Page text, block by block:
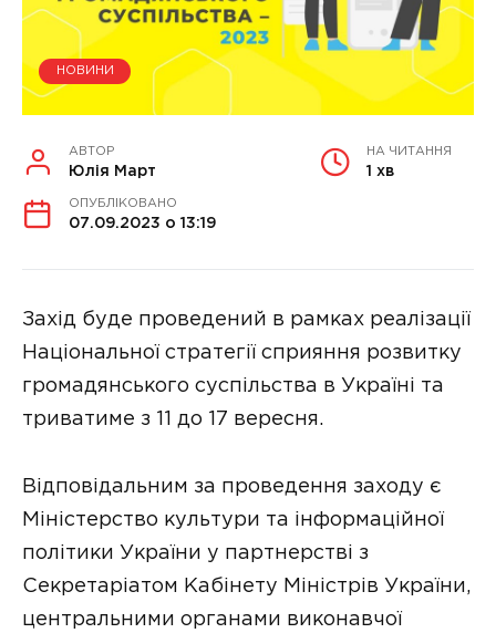
НОВИНИ
АВТОР
Юлія Март
НА ЧИТАННЯ
1 хв
ОПУБЛІКОВАНО
07.09.2023 о 13:19
Захід буде проведений в рамках реалізації
Національної стратегії сприяння розвитку
громадянського суспільства в Україні та
триватиме з 11 до 17 вересня.
Відповідальним за проведення заходу є
Міністерство культури та інформаційної
політики України у партнерстві з
Секретаріатом Кабінету Міністрів України,
центральними органами виконавчої